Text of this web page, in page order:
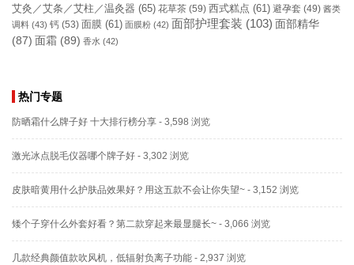
艾灸／艾条／艾柱／温灸器 (65) 花草茶 (59) 西式糕点 (61) 避孕套 (49) 酱类
调料 (43) 钙 (53) 面膜 (61) 面膜粉 (42) 面部护理套装 (103) 面部精华
(87) 面霜 (89) 香水 (42)
热门专题
防晒霜什么牌子好 十大排行榜分享 - 3,598 浏览
激光冰点脱毛仪器哪个牌子好 - 3,302 浏览
皮肤暗黄用什么护肤品效果好？用这五款不会让你失望~ - 3,152 浏览
矮个子穿什么外套好看？第二款穿起来最显腿长~ - 3,066 浏览
几款经典颜值款吹风机，低辐射负离子功能 - 2,937 浏览